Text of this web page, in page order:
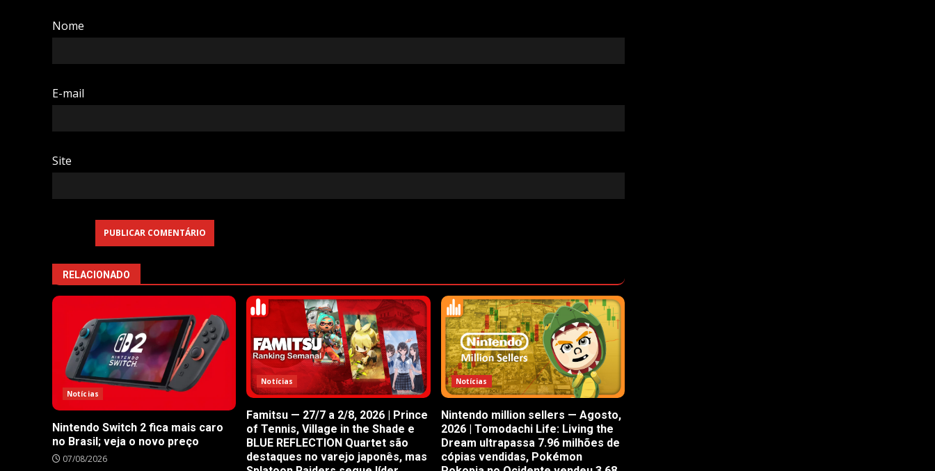
Nome
E-mail
Site
RELACIONADO
Notícias
Nintendo Switch 2 fica mais caro
no Brasil; veja o novo preço
07/08/2026
Notícias
Famitsu — 27/7 a 2/8, 2026 | Prince
of Tennis, Village in the Shade e
BLUE REFLECTION Quartet são
destaques no varejo japonês, mas
Notícias
Nintendo million sellers — Agosto,
2026 | Tomodachi Life: Living the
Dream ultrapassa 7.96 milhões de
cópias vendidas, Pokémon